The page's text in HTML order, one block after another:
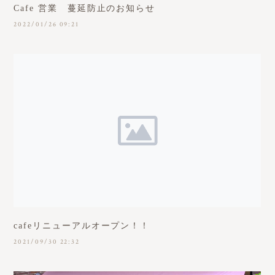
Cafe 営業 蔓延防止のお知らせ
2022/01/26 09:21
cafeリニューアルオープン！！
2021/09/30 22:32